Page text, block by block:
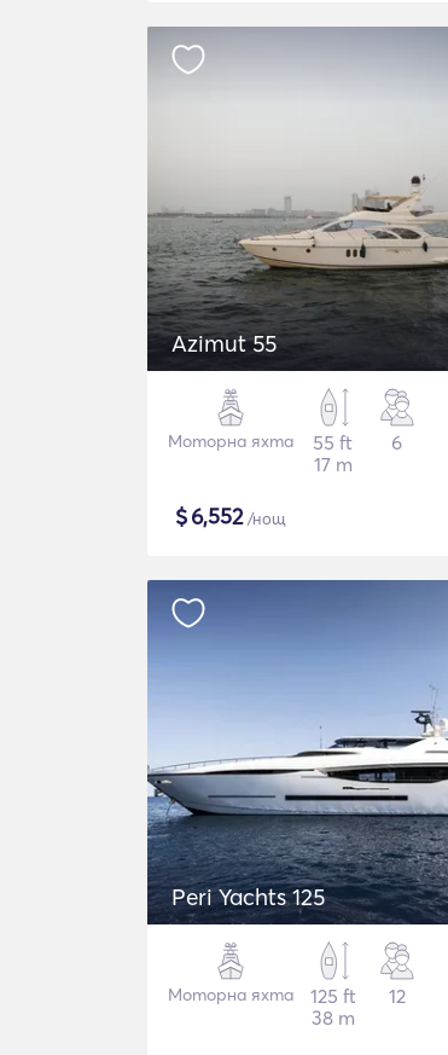
Azimut 55
Моторна яхта
55 ft
17 m
6
$6,552/нощ
Peri Yachts 125
Моторна яхта
125 ft
38 m
12